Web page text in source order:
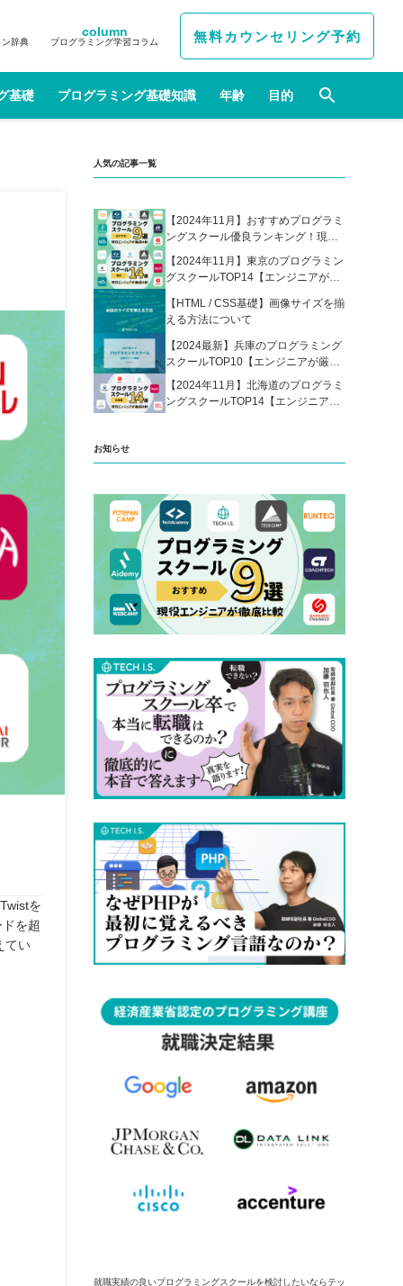
ン辞典
column
プログラミング学習コラム 無料カウンセリング予約
基礎 プログラミング基礎知識 年齢 目的
を
を超
てい
人気の記事一覧
【2024年11月】おすすめプログラミ
ングスクール優良ランキング！現役
エンジニアが選んだ人気プログラミ
ングスクールの比較表あり
【2024年11月】東京のプログラミン
グスクールTOP14【エンジニアが厳
【HTML / CSS基礎】画像サイズを揃
える方法について
【2024最新】兵庫のプログラミング
スクールTOP10【エンジニアが厳
選】
【2024年11月】北海道のプログラミ
ングスクールTOP14【エンジニアが
お知らせ
就職実績の良いプログラミングスクールを検討したいならテッ